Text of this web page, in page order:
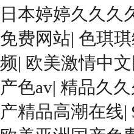
日本婷婷久久久
免费网站| 色琪
频| 欧美激情中文
产色av| 精品久
产精品高潮在线|